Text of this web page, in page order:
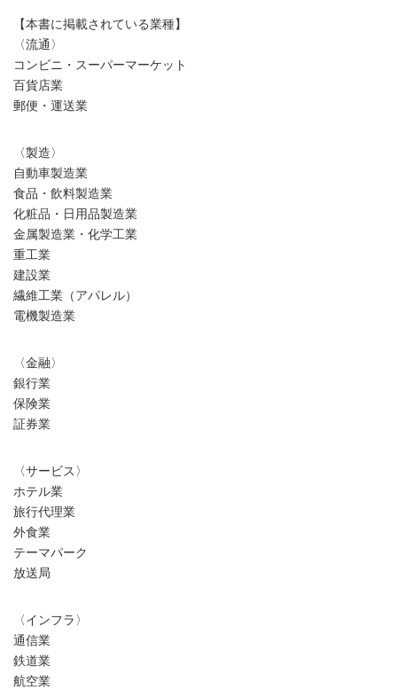
【本書に掲載されている業種】
〈流通〉
コンビニ・スーパーマーケット
百貨店業
郵便・運送業
〈製造〉
自動車製造業
食品・飲料製造業
化粧品・日用品製造業
金属製造業・化学工業
重工業
建設業
繊維工業（アパレル）
電機製造業
〈金融〉
銀行業
保険業
証券業
〈サービス〉
ホテル業
旅行代理業
外食業
テーマパーク
放送局
〈インフラ〉
通信業
鉄道業
航空業